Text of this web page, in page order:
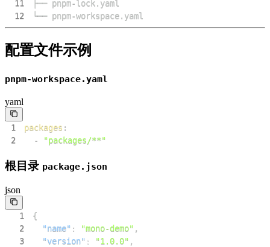
11
12
└── pnpm-workspace.yaml
配置文件示例
pnpm-workspace.yaml
yaml
1 packages :
2
- "packages/**"
根目录 package.json
json
1
{
2
"name" : "mono-demo" ,
3
"version" : "1.0.0" ,